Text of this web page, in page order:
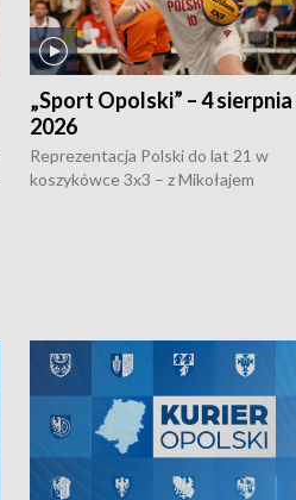
„Sport Opolski” – 4 sierpnia
2026
Reprezentacja Polski do lat 21 w
koszykówce 3x3 – z Mikołajem